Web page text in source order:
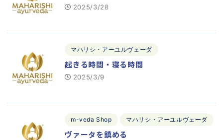
2025/3/28
マハリシ・アーユルヴェーダ
起きる時間・寝る時間
2025/3/9
m-veda Shop マハリシ・アーユルヴェーダ
ヴァータを鎮める